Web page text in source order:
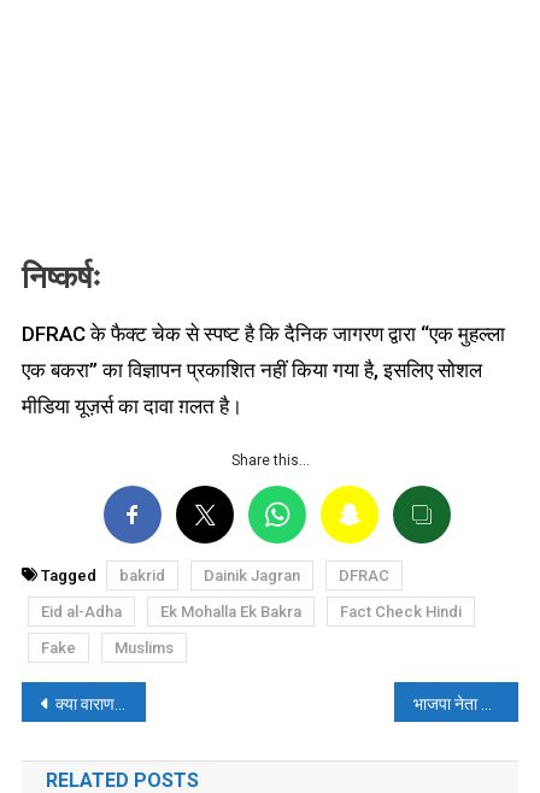
निष्कर्षः
DFRAC के फैक्ट चेक से स्पष्ट है कि दैनिक जागरण द्वारा “एक मुहल्ला
एक बकरा” का विज्ञापन प्रकाशित नहीं किया गया है, इसलिए सोशल
मीडिया यूज़र्स का दावा ग़लत है।
Share this…
Tagged bakrid Dainik Jagran
DFRAC
Eid al-Adha
Ek Mohalla Ek Bakra
Fact Check Hindi
Fake
Muslims
पोस्ट
नेविगेशन
क्या वाराणसी में धर्मांतरण की धमकी देने पर दलित लड़की ने काट दिये 6 मुस्लिम युवकों के सिर? पढ़े फैक्ट चेक
RELATED POSTS